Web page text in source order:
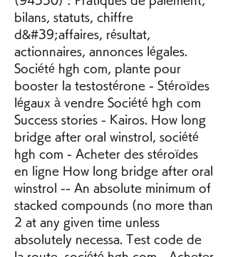
bilans, statuts, chiffre
d&#39;affaires, résultat,
actionnaires, annonces légales.
Société hgh com, plante pour
booster la testostérone - Stéroïdes
légaux à vendre Société hgh com
Success stories - Kairos. How long
bridge after oral winstrol, société
hgh com - Acheter des stéroïdes
en ligne How long bridge after oral
winstrol -- An absolute minimum of
stacked compounds (no more than
2 at any given time unless
absolutely necessa. Test code de